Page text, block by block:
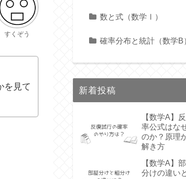
すくぞう
を見て
数と式（数学Ⅰ）
確率分布と統計（数学B
新着投稿
【数学A】
率公式はな
のか？原理
解き方
【数学A】
分けの違い